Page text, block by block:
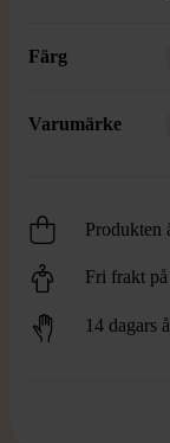
Färg
Varumärke
Produkten
Fri frakt
14 dagars